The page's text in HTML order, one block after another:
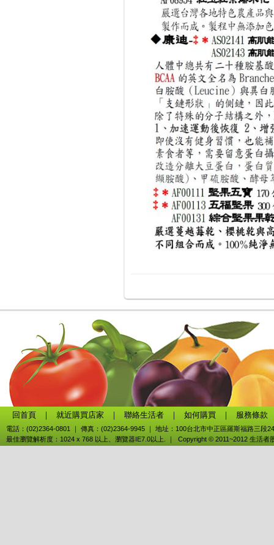
回首頁 ｜ 就近購買店家 ｜ 聯絡生活者 ｜ 如何購買 ｜ 服務條款
電話：(02)2364-0801 ｜ 傳真：(02)2364-9945 ｜ 地址：100台北市中正區羅斯福路三段
最佳瀏覽解析度：1024 x 768 以上、瀏覽器IE7.0以上. ｜ Copyright © 2011~2012 生活